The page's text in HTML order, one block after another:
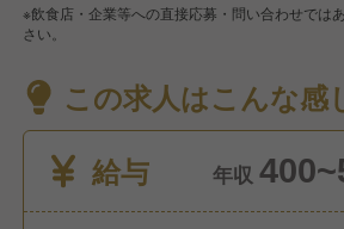
※飲食店・企業等への直接応募・問い合わせでは
さい。
この求人はこんな感
給与
年収